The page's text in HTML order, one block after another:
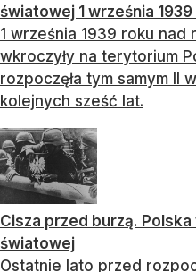
światowej 1 września
1 września 1939 roku nad
wkroczyły na terytorium
rozpoczęła tym samym II
kolejnych sześć lat.
Cisza przed burzą.
światowej
Ostatnie lato przed